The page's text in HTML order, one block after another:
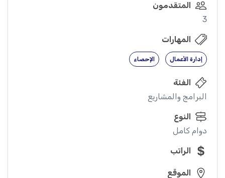
المتقدمون
3
المهارات
إدارة الأعمال الإحصاء
الفئة
البرامج والمشاريع
النوع
دوام كامل
الراتب
الموقع